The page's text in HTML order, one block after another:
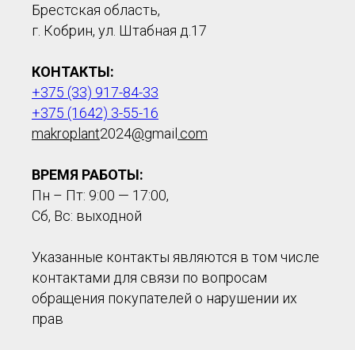
Брестская область,
г. Кобрин, ул. Штабная д.17
КОНТАКТЫ:
+375 (33) 917-84-33
+375 (1642) 3-55-16
makroplant2024@gmail .com
ВРЕМЯ РАБОТЫ:
Пн – Пт: 9:00 — 17:00,
Сб, Вс: выходной
Указанные контакты являются в том числе
контактами для связи по вопросам
обращения покупателей о нарушении их
прав